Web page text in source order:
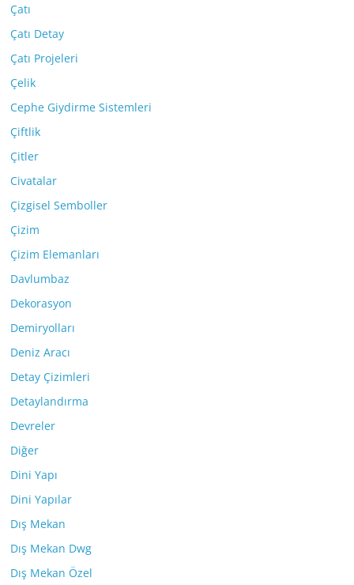
Çatı
Çatı Detay
Çatı Projeleri
Çelik
Cephe Giydirme Sistemleri
Çiftlik
Çitler
Civatalar
Çizgisel Semboller
Çizim
Çizim Elemanları
Davlumbaz
Dekorasyon
Demiryolları
Deniz Aracı
Detay Çizimleri
Detaylandırma
Devreler
Diğer
Dini Yapı
Dini Yapılar
Dış Mekan
Dış Mekan Dwg
Dış Mekan Özel